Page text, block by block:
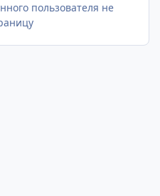
пользователя не